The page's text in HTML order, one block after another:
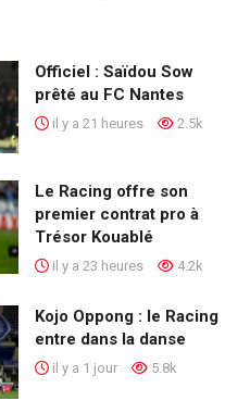
Officiel : Saïdou Sow
prêté au FC Nantes
il y a 21 heures 2.5k
Le Racing offre son
premier contrat pro à
Trésor Kouablé
il y a 23 heures 4.2k
Kojo Oppong : le Racing
entre dans la danse
il y a 1 jour 5.8k